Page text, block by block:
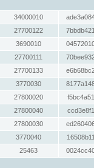
34000010
27700122
3690010
27700111
27700133
3770030
27800020
27800040
27800030
3770040
25463